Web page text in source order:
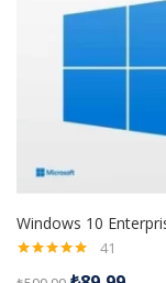
41